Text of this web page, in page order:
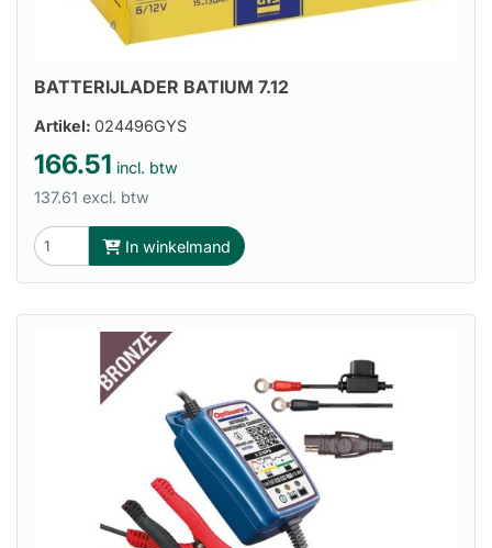
BATTERIJLADER BATIUM 7.12
Artikel: 024496GYS
166.51 incl. btw
137.61 excl. btw
In winkelmand